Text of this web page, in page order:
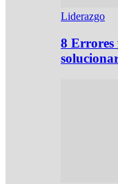
Liderazgo
8 Errores